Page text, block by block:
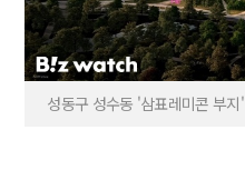
성동구 성수동 '삼표레미콘 부